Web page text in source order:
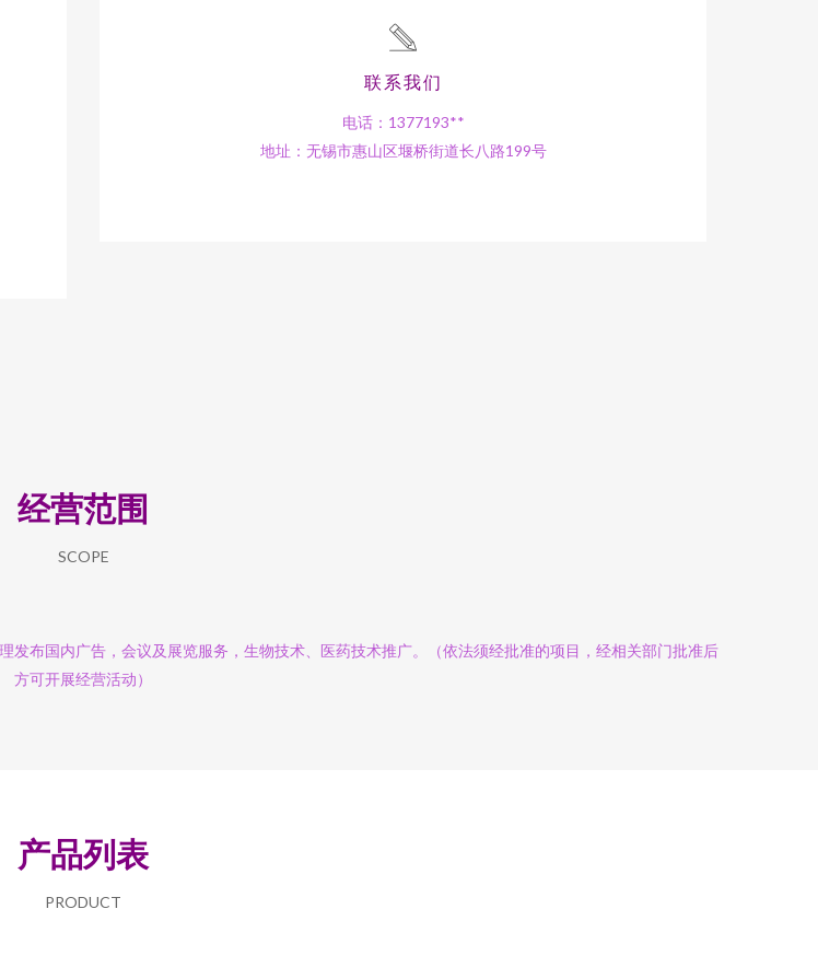
联系我们
电话：1377193**
地址：无锡市惠山区堰桥街道长八路199号
经营范围
SCOPE
布国内广告，会议及展览服务，生物技术、医药技术推广。（依法须经批准的项目，经相关部门批准后
方可开展经营活动）
产品列表
PRODUCT